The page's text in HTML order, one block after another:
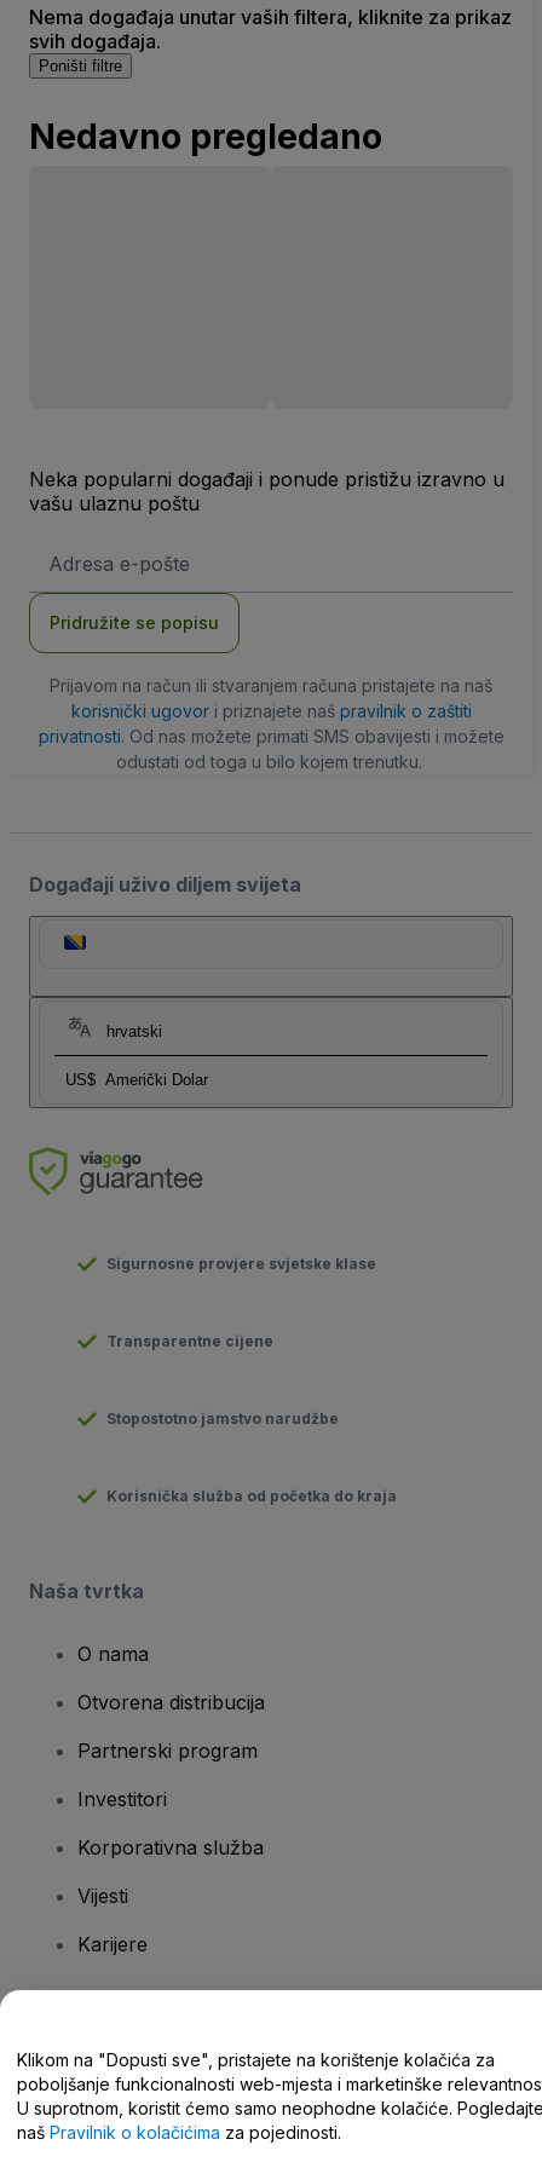
Nema događaja unutar vaših filtera, kliknite za prikaz
svih događaja.
Poništi filtre
Nedavno pregledano
Neka popularni događaji i ponude pristižu izravno u
vašu ulaznu poštu
mail
Pridružite se popisu
Prijavom na račun ili stvaranjem računa pristajete na naš
korisnički ugovori priznajete naš pravilnik o zaštiti
privatnosti. Od nas možete primati SMS obavijesti i možete
odustati od toga u bilo kojem trenutku.
Događaji uživo diljem svijeta
hrvatski
US$ Američki Dolar
Sigurnosne provjere svjetske klase
Transparentne cijene
Stopostotno jamstvo narudžbe
Korisnička služba od početka do kraja
Naša tvrtka
O nama
Otvorena distribucija
Partnerski program
Investitori
Korporativna služba
Vijesti
Karijere
Centar za pomoć/kontaktirajte nas
Klikom na "Dopusti sve", pristajete na korištenje kolačića za
poboljšanje funkcionalnosti web-mjesta i marketinške
U suprotnom, koristit ćemo samo neophodne kolačiće.
naš Pravilnik o kolačićima za pojedinosti.